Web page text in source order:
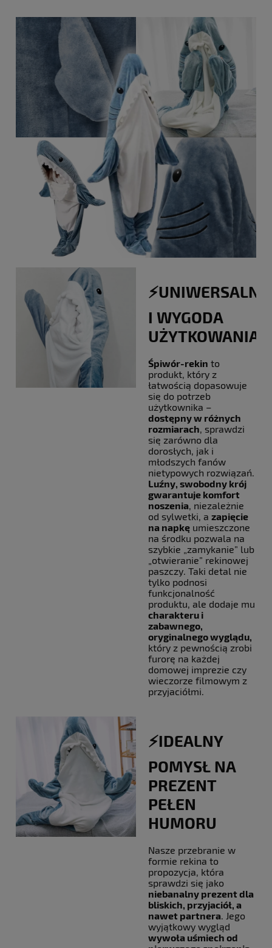
I WYGODA
UŻYTKOWANIA!
Śpiwór-rekin to
produkt, który z
łatwością dopasowuje
się do potrzeb
użytkownika –
dostępny w różnych
rozmiarach, sprawdzi
się zarówno dla
dorosłych, jak i
młodszych fanów
nietypowych rozwiązań.
Luźny, swobodny krój
gwarantuje komfort
noszenia, niezależnie
od sylwetki, a zapięcie
na napkę umieszczone
na środku pozwala na
szybkie „zamykanie” lub
„otwieranie” rekinowej
paszczy. Taki detal nie
tylko podnosi
funkcjonalność
produktu, ale dodaje mu
charakteru i
zabawnego,
oryginalnego wyglądu,
który z pewnością zrobi
furorę na każdej
domowej imprezie czy
wieczorze filmowym z
przyjaciółmi.
⚡️IDEALNY
POMYSŁ NA
PREZENT
PEŁEN
HUMORU
Nasze przebranie w
formie rekina to
propozycja, która
sprawdzi się jako
niebanalny prezent dla
bliskich, przyjaciół, a
nawet partnera. Jego
wyjątkowy wygląd
wywoła uśmiech od